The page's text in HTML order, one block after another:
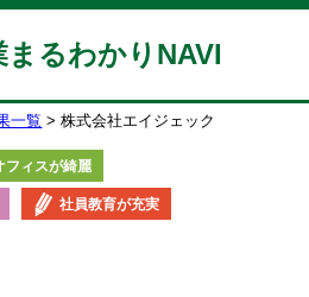
るわかりNAVI
一覧 株式会社エイジェック
フィスが綺麗
社員教育が充実